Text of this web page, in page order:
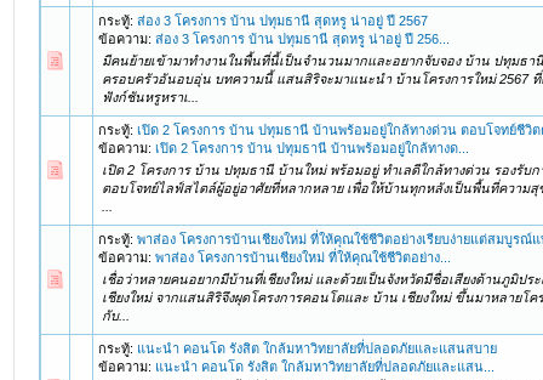
กระทู้:ส่อง 3 โครงการ บ้าน ปทุมธานี สุดหรู น่าอยู่ ปี 2567
ข้อความ:ส่อง 3 โครงการ บ้าน ปทุมธานี สุดหรู น่าอยู่ ปี 256...
มีคนย้ายเข้ามาทำงานในพื้นที่นี้เป็นจำนวนมากและอยากจับจอง บ้าน ปทุมธา
ครอบครัวอันอบอุ่น บทความนี้ แสนสิริจะมาแนะนำ บ้านโครงการใหม่ 2567
ฟังก์ชันหรูหราเ...
กระทู้:เปิด 2 โครงการ บ้าน ปทุมธานี บ้านพร้อมอยู่ใกล้ทางด่วน ตอบโจทย์ชีวิต
ข้อความ:เปิด 2 โครงการ บ้าน ปทุมธานี บ้านพร้อมอยู่ใกล้ทางด...
เปิด 2 โครงการ บ้าน ปทุมธานี บ้านใหม่ พร้อมอยู่ ทำเลดีใกล้ทางด่วน รองรับ
ตอบโจทย์ไลฟ์สไตล์ผู้อยู่อาศัยที่หลากหลาย เพื่อให้บ้านทุกหลังเป็นพื้นที่ความ
กระทู้:พาส่อง โครงการบ้านเชียงใหม่ ที่ให้คุณใช้ชีวิตอย่างเรียบง่ายแต่สมบูรณ์
ข้อความ:พาส่อง โครงการบ้านเชียงใหม่ ที่ให้คุณใช้ชีวิตอย่าง...
เชื่อว่าหลายคนอยากมีบ้านที่เชียงใหม่ และด้วยเป็นจังหวัดมีชื่อเสียงด้านภูมิปร
เชียงใหม่ จากแสนสิริจึงผุดโครงการคอนโดและ บ้าน เชียงใหม่ ขึ้นมาหลายโค
กับ...
กระทู้: แนะนำ คอนโด รังสิต ใกล้มหาวิทยาลัยที่ปลอดภัยและแสนสบาย
ข้อความ: แนะนำ คอนโด รังสิต ใกล้มหาวิทยาลัยที่ปลอดภัยและแสน...